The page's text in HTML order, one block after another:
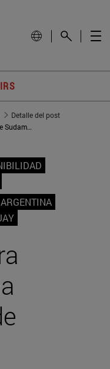
Detalle del post
La soja, la otra materia prima estratégica de Sudamérica
ARGENTINA